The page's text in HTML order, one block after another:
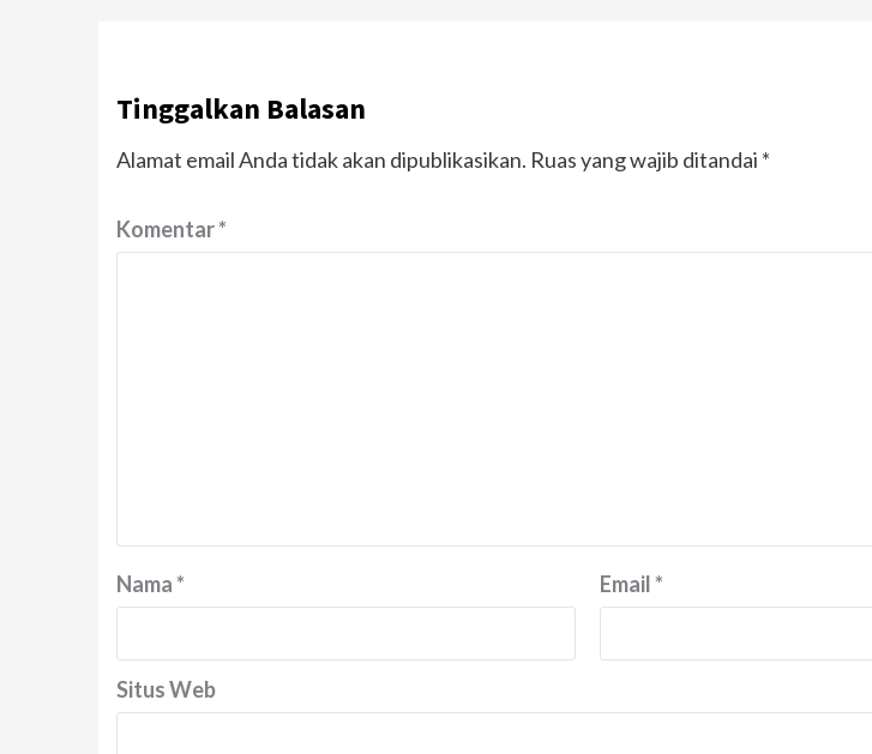
Tinggalkan Balasan
Alamat email Anda tidak akan dipublikasikan. Ruas yang wajib ditandai *
Komentar*
Nama* Email*
Situs Web